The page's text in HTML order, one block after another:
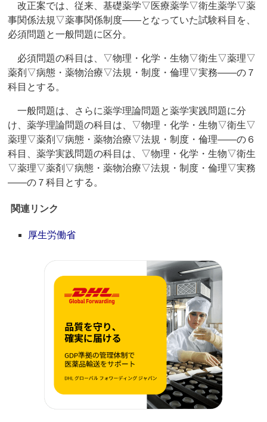
改正案では、従来、基礎薬学▽医療薬学▽衛生薬学▽薬
事関係法規▽薬事関係制度――となっていた試験科目を、
必須問題と一般問題に区分。
必須問題の科目は、▽物理・化学・生物▽衛生▽薬理▽
薬剤▽病態・薬物治療▽法規・制度・倫理▽実務――の７
科目とする。
一般問題は、さらに薬学理論問題と薬学実践問題に分
け、薬学理論問題の科目は、▽物理・化学・生物▽衛生▽
薬理▽薬剤▽病態・薬物治療▽法規・制度・倫理――の６
科目、薬学実践問題の科目は、▽物理・化学・生物▽衛生
▽薬理▽薬剤▽病態・薬物治療▽法規・制度・倫理▽実務
――の７科目とする。
関連リンク
厚生労働省